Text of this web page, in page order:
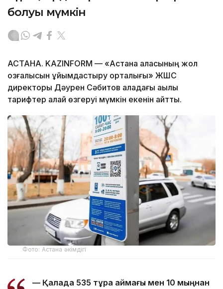
болуы мүмкін
АСТАНА. KAZINFORM — «Астана қаласының жол
қозғалысын ұйымдастыру орталығы» ЖШС
директоры Дәурен Сәбитов қаладағы ақылы
тарифтер қалай өзгеруі мүмкін екенін айтты.
Фото: Астана әкімдігі
— Қалада 535 тұрақ аймағы мен 10 мыңнан